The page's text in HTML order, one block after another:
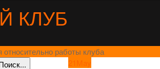
работы клуба
21May